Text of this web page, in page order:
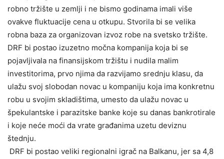
robno tržište u zemlji i ne bismo godinama imali više
ovakve fluktuacije cena u otkupu. Stvorila bi se velika
robna baza za organizovan izvoz robe na svetsko tržište.
DRF bi postao izuzetno močna kompanija koja bi se
pojavljivala na finansijskom tržištu i nudila malim
investitorima, prvo njima da razvijamo srednju klasu, da
ulažu svoj slobodan novac u kompaniju koja ima konkretnu
robu u svojim skladištima, umesto da ulažu novac u
špekulantske i parazitske banke koje su danas bankrotirale
i koje neće moći da vrate građanima uzetu deviznu
štednju.
DRF bi postao veliki regionalni igrač na Balkanu, jer sa 4,8